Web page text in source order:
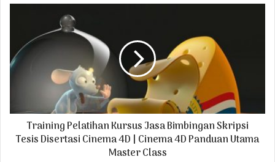
s
Training Pelatihan Kursus Jasa Bimbingan Skripsi
Tesis Disertasi Cinema 4D | Cinema 4D Panduan Utama
Master Class